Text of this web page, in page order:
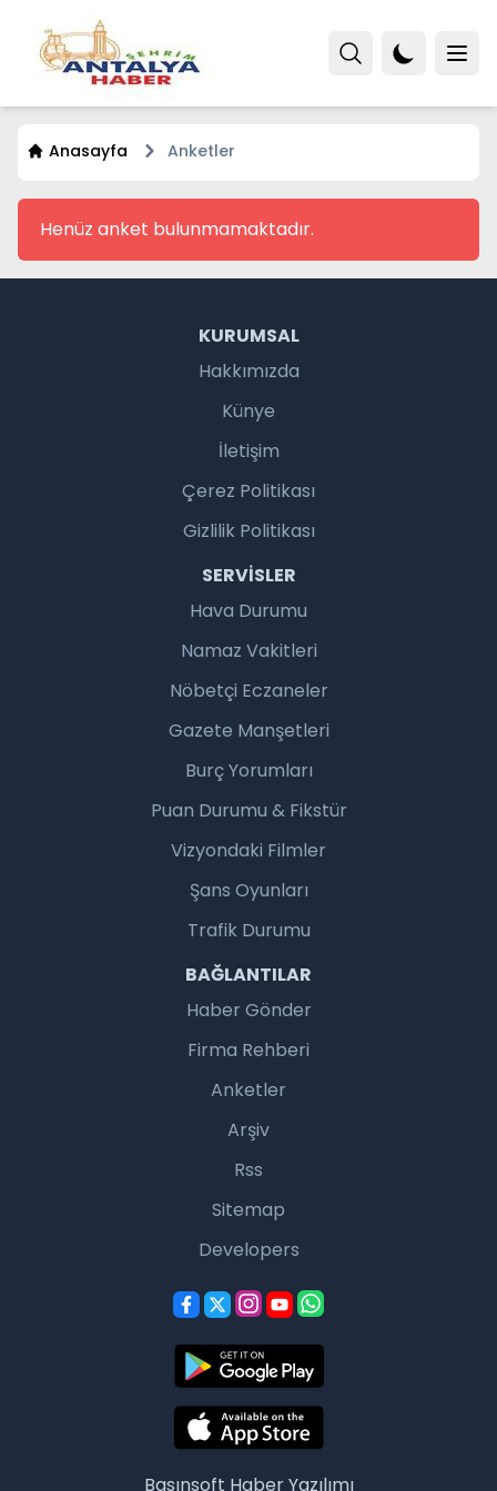
Anasayfa Anketler
Henüz anket bulunmamaktadır.
KURUMSAL
Hakkımızda
Künye
İletişim
Çerez Politikası
Gizlilik Politikası
SERVISLER
Hava Durumu
Namaz Vakitleri
Nöbetçi Eczaneler
Gazete Manşetleri
Burç Yorumları
Puan Durumu & Fikstür
Vizyondaki Filmler
Şans Oyunları
Trafik Durumu
BAĞLANTILAR
Haber Gönder
Firma Rehberi
Anketler
Arşiv
Rss
Sitemap
Developers
Basınsoft Haber Yazılımı